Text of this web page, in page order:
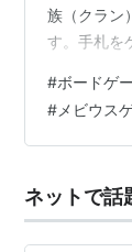
族（クラン
す。手札を
同じ色か同
ドを出した
ップを早く
ミングを見
人でプレイ
#ボードゲ
# メビウス
ネットで話